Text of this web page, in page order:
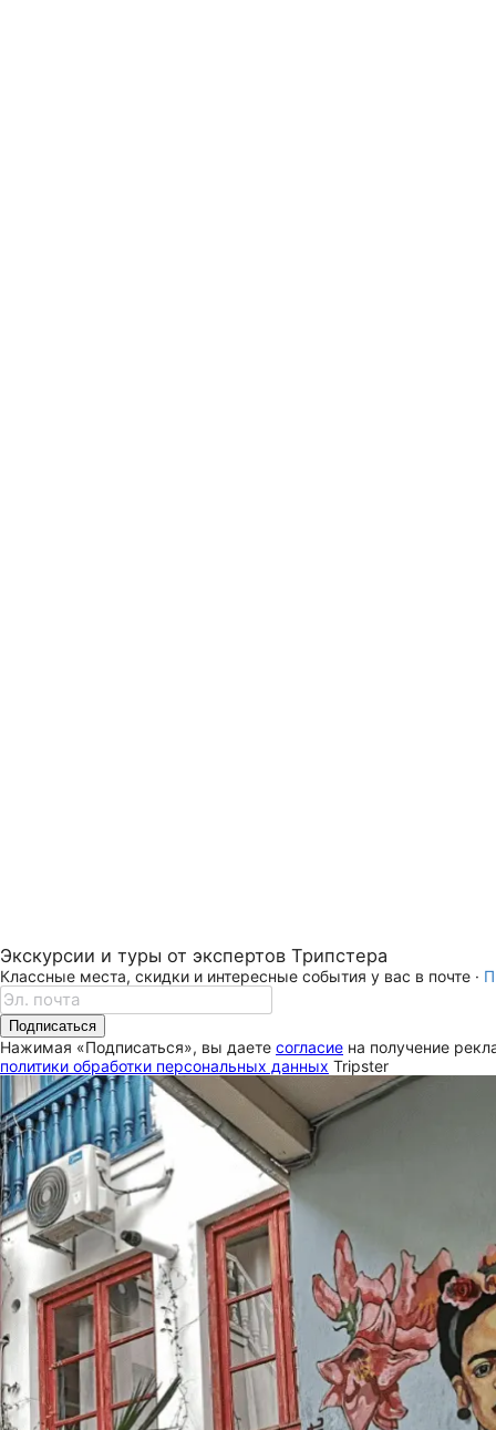
Экскурсии и туры от экспертов Трипстера
Классные места, скидки и интересные события у вас в почте ·
Подписаться
Нажимая «Подписаться», вы даете согласие на получение
политики обработки персональных данных Tripster